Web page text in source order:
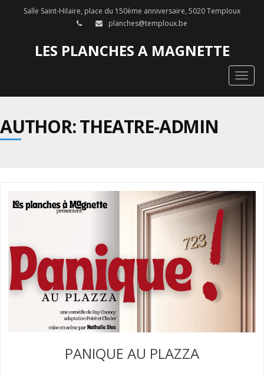
Salle Saint-Hilaire, place du 150ème anniversaire, 5020 Temploux
planches@temploux.be
LES PLANCHES A MAGNETTE
AUTHOR:THEATRE-ADMIN
PANIQUE AU PLAZZA